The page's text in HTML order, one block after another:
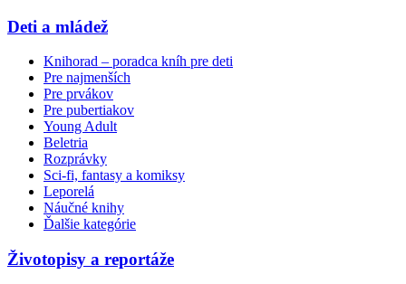
Deti a mládež
Knihorad – poradca kníh pre deti
Pre najmenších
Pre prvákov
Pre pubertiakov
Young Adult
Beletria
Rozprávky
Sci-fi, fantasy a komiksy
Leporelá
Náučné knihy
Ďalšie kategórie
Životopisy a reportáže